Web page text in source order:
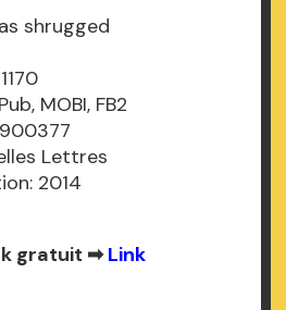
shrugged
MOBI, FB2
Lettres
2014
gratuit ➡Link